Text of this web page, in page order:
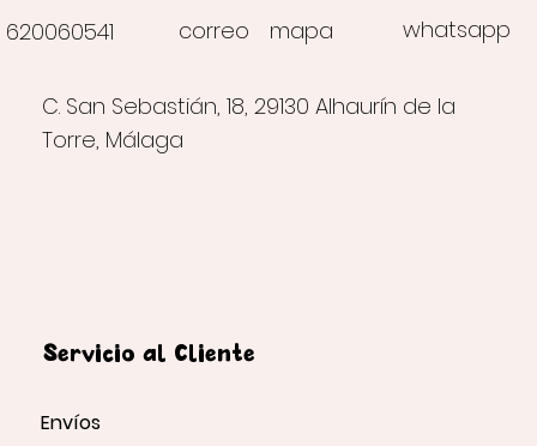
correo
620060541 whatsapp
C. San Sebastián, 18, 29130 Alhaurín de la
Torre, Málaga
mapa
Servicio al Cliente
Envíos